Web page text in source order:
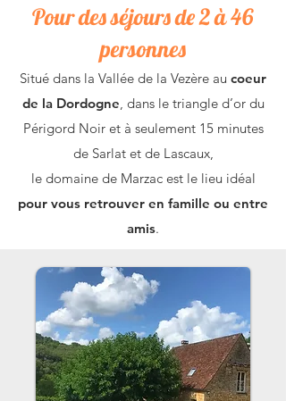
Pour des séjours de 2 à 46
personnes
Situé dans la Vallée de la Vezère au coeur
de la Dordogne, dans le triangle d’or du
Périgord Noir et à seulement 15 minutes
de Sarlat et de Lascaux,
le domaine de Marzac est le lieu idéal
pour vous retrouver en famille ou entre
amis.